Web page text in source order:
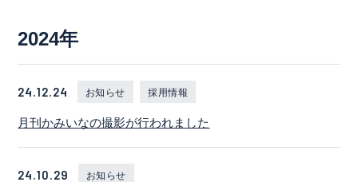
2024年
24.12.24 お知らせ 採用情報
月刊かみいなの撮影が行われました
24.10.29 お知らせ